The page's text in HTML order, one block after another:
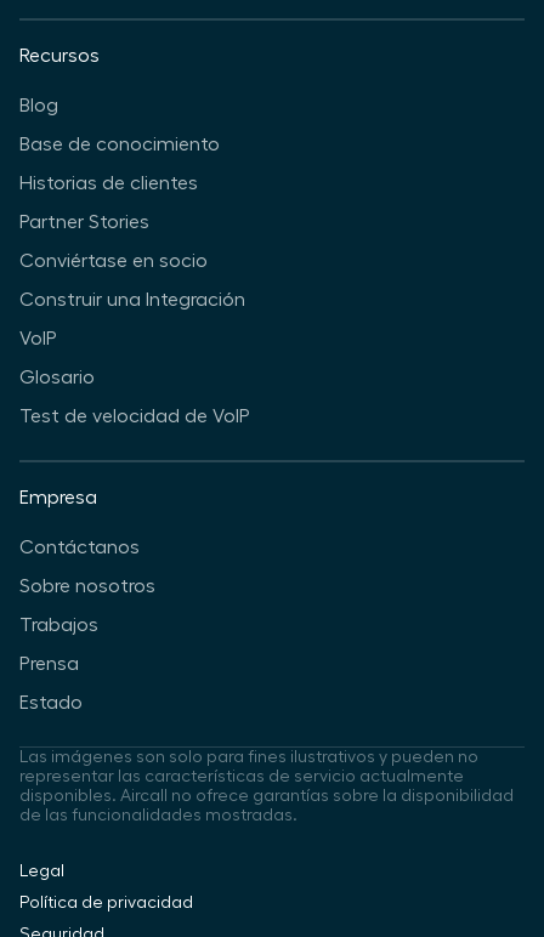
Recursos
Blog
Base de conocimiento
Historias de clientes
Partner Stories
Conviértase en socio
Construir una Integración
VoIP
Glosario
Test de velocidad de VoIP
Empresa
Contáctanos
Sobre nosotros
Trabajos
Prensa
Estado
Las imágenes son solo para fines ilustrativos y pueden no
representar las características de servicio actualmente
disponibles. Aircall no ofrece garantías sobre la disponibilidad
de las funcionalidades mostradas.
Legal
Política de privacidad